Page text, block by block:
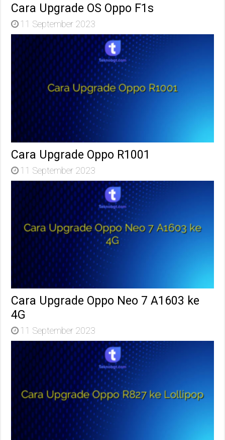
Cara Upgrade OS Oppo F1s
11 September 2023
Cara Upgrade Oppo R1001
11 September 2023
Cara Upgrade Oppo Neo 7 A1603 ke
4G
11 September 2023